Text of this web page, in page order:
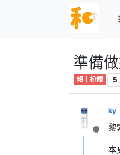
準備
傾｜扮靚 5
離線
ky
黎
本